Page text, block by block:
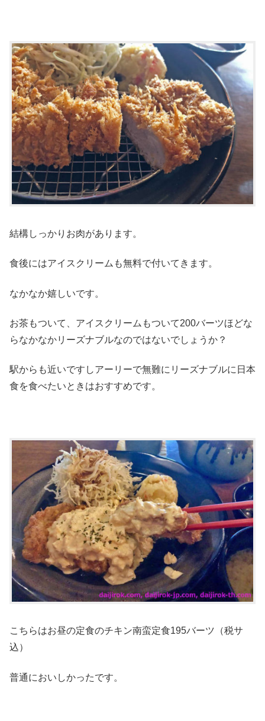
結構しっかりお肉があります。
食後にはアイスクリームも無料で付いてきます。
なかなか嬉しいです。
お茶もついて、アイスクリームもついて200バーツほどな
らなかなかリーズナブルなのではないでしょうか？
駅からも近いですしアーリーで無難にリーズナブルに日本
食を食べたいときはおすすめです。
こちらはお昼の定食のチキン南蛮定食195バーツ（税サ
込）
普通においしかったです。